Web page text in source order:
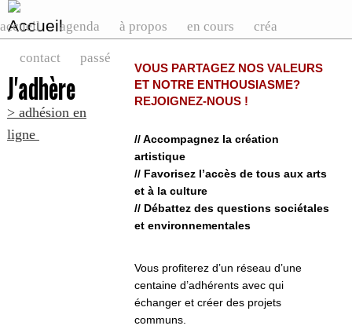
accueil agenda à propos en cours créa
contact passé
J'adhère
> adhésion en
ligne
VOUS PARTAGEZ NOS VALEURS
ET NOTRE ENTHOUSIASME?
REJOIGNEZ-NOUS !
// Accompagnez la création
artistique
// Favorisez l’accès de tous aux arts
et à la culture
// Débattez des questions sociétales
et environnementales
Vous profiterez d’un réseau d’une
centaine d’adhérents avec qui
échanger et créer des projets
communs.